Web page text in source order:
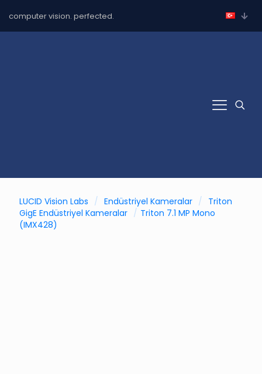
computer vision. perfected.
LUCID Vision Labs / Endüstriyel Kameralar /
Triton
GigE Endüstriyel Kameralar / Triton 7.1 MP Mono
(IMX428)